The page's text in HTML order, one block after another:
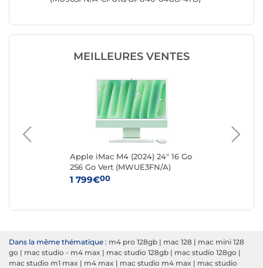
MEILLEURES VENTES
Apple iMac M4 (2024) 24" 16 Go
256 Go Vert (MWUE3FN/A)
1 799€00
Dans la même thématique : m4 pro 128gb | mac 128 | mac mini 128
go | mac studio - m4 max | mac studio 128gb | mac studio 128go |
mac studio m1 max | m4 max | mac studio m4 max | mac studio